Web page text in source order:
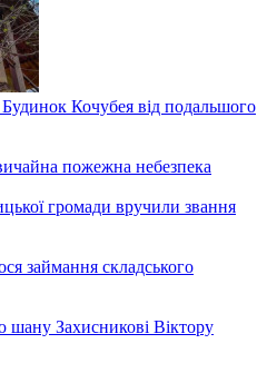
Кочубея від подальшого
пожежна небезпека
громади вручили звання
займання складського
Захисникові Віктору